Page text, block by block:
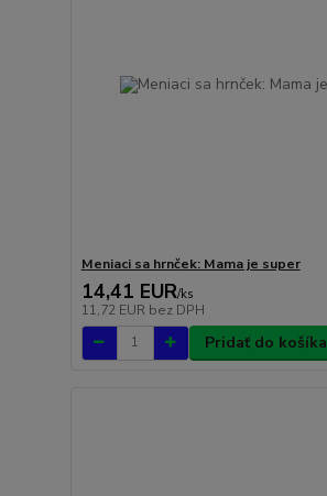
Meniaci sa hrnček: Mama je super
14,41 EUR/ks
11,72 EUR bez DPH
Pridať do košíka